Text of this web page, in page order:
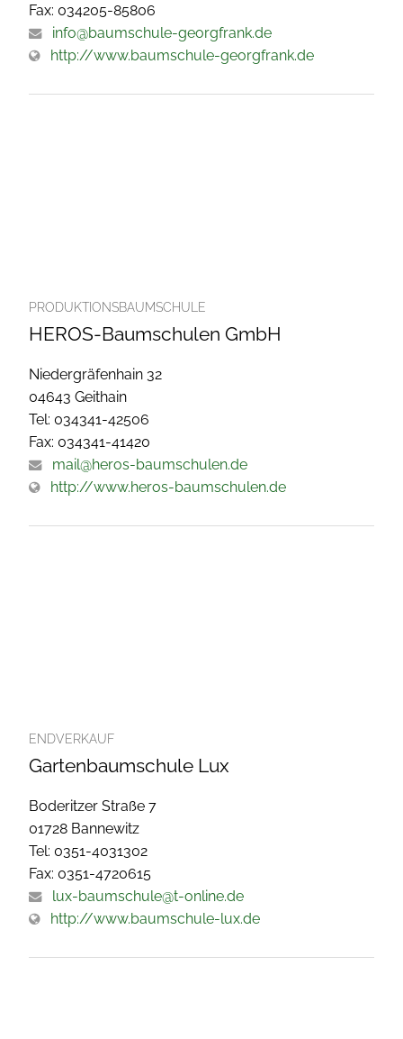
Fax: 034205-85806
info@baumschule-georgfrank.de
http://www.baumschule-georgfrank.de
PRODUKTIONSBAUMSCHULE
HEROS-Baumschulen GmbH
Niedergräfenhain 32
04643 Geithain
Tel: 034341-42506
Fax: 034341-41420
mail@heros-baumschulen.de
http://www.heros-baumschulen.de
ENDVERKAUF
Gartenbaumschule Lux
Boderitzer Straße 7
01728 Bannewitz
Tel: 0351-4031302
Fax: 0351-4720615
lux-baumschule@t-online.de
http://www.baumschule-lux.de